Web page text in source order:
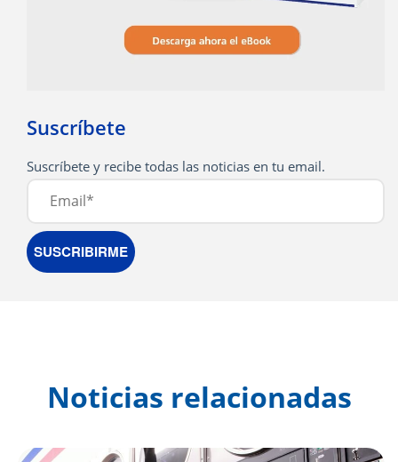
Suscríbete
Noticias relacionadas